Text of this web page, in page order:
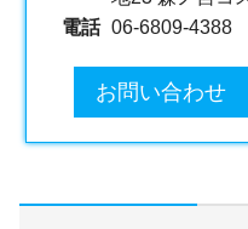
電話 06-6809-4388
お問い合わせ